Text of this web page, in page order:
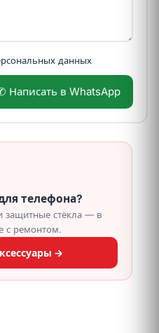
данных
Написать в WhatsApp
телефона?
защитные стёкла — в
с ремонтом.
→